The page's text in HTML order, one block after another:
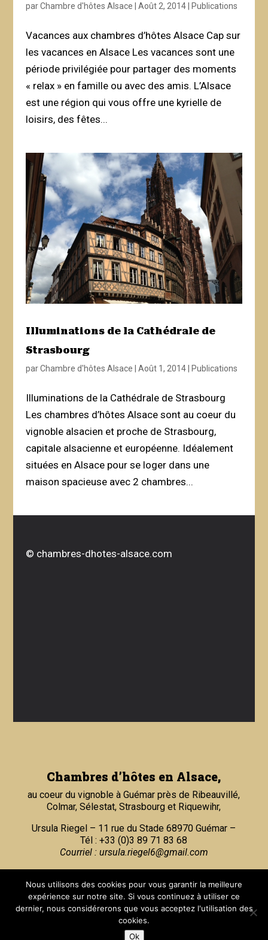
parChambre d'hôtes Alsace Août 2, 2014| Publications
Vacances aux chambres d’hôtes Alsace Cap sur
les vacances en Alsace Les vacances sont une
période privilégiée pour partager des moments
« relax » en famille ou avec des amis. L’Alsace
est une région qui vous offre une kyrielle de
loisirs, des fêtes...
Illuminations de la Cathédrale de
Strasbourg
parChambre d'hôtes Alsace | Août 1, 2014| Publications
Illuminations de la Cathédrale de Strasbourg
Les chambres d’hôtes Alsace sont au coeur du
vignoble alsacien et proche de Strasbourg,
capitale alsacienne et européenne. Idéalement
situées en Alsace pour se loger dans une
maison spacieuse avec 2 chambres...
© chambres-dhotes-alsace.com
Chambres d’hôtes en Alsace,
au coeur du vignoble à Guémar près de Ribeauvillé,
Colmar, Sélestat, Strasbourg et Riquewihr,
Ursula Riegel – 11 rue du Stade 68970 Guémar –
Tél : +33 (0)3 89 71 83 68
Courriel : ursula.riegel6@gmail.com
Nous utilisons des cookies pour vous garantir la meilleure
expérience sur notre site. Si vous continuez à utiliser ce
dernier, nous considérerons que vous acceptez l'utilisation des
cookies.
Ok